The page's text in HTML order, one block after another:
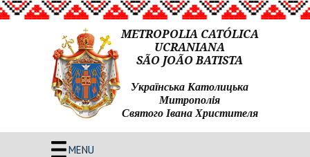
METROPOLIA CATÓLICA
UCRANIANA
SÃO JOÃO BATISTA
Українська Католицька
Митрополія
Святого Івана Христителя
MENU